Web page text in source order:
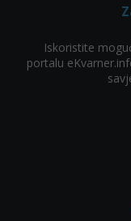
Iskoristite
portalu